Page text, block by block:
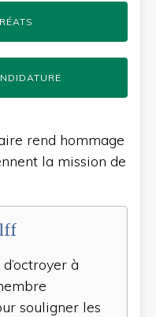
rend hommage
la mission de
à
souligner les